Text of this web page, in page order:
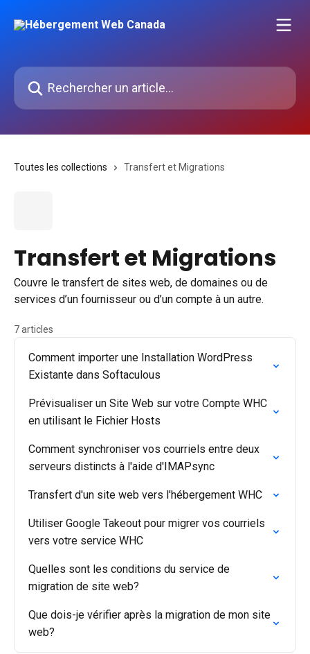
Rechercher un article...
Toutes les collections Transfert et Migrations
Transfert et Migrations
Couvre le transfert de sites web, de domaines ou de
services d’un fournisseur ou d’un compte à un autre.
7 articles
Comment importer une Installation WordPress
Existante dans Softaculous
Prévisualiser un Site Web sur votre Compte WHC
en utilisant le Fichier Hosts
Comment synchroniser vos courriels entre deux
serveurs distincts à l'aide d'IMAPsync
Transfert d'un site web vers l'hébergement WHC
Utiliser Google Takeout pour migrer vos courriels
vers votre service WHC
Quelles sont les conditions du service de
migration de site web?
Que dois-je vérifier après la migration de mon site
web?